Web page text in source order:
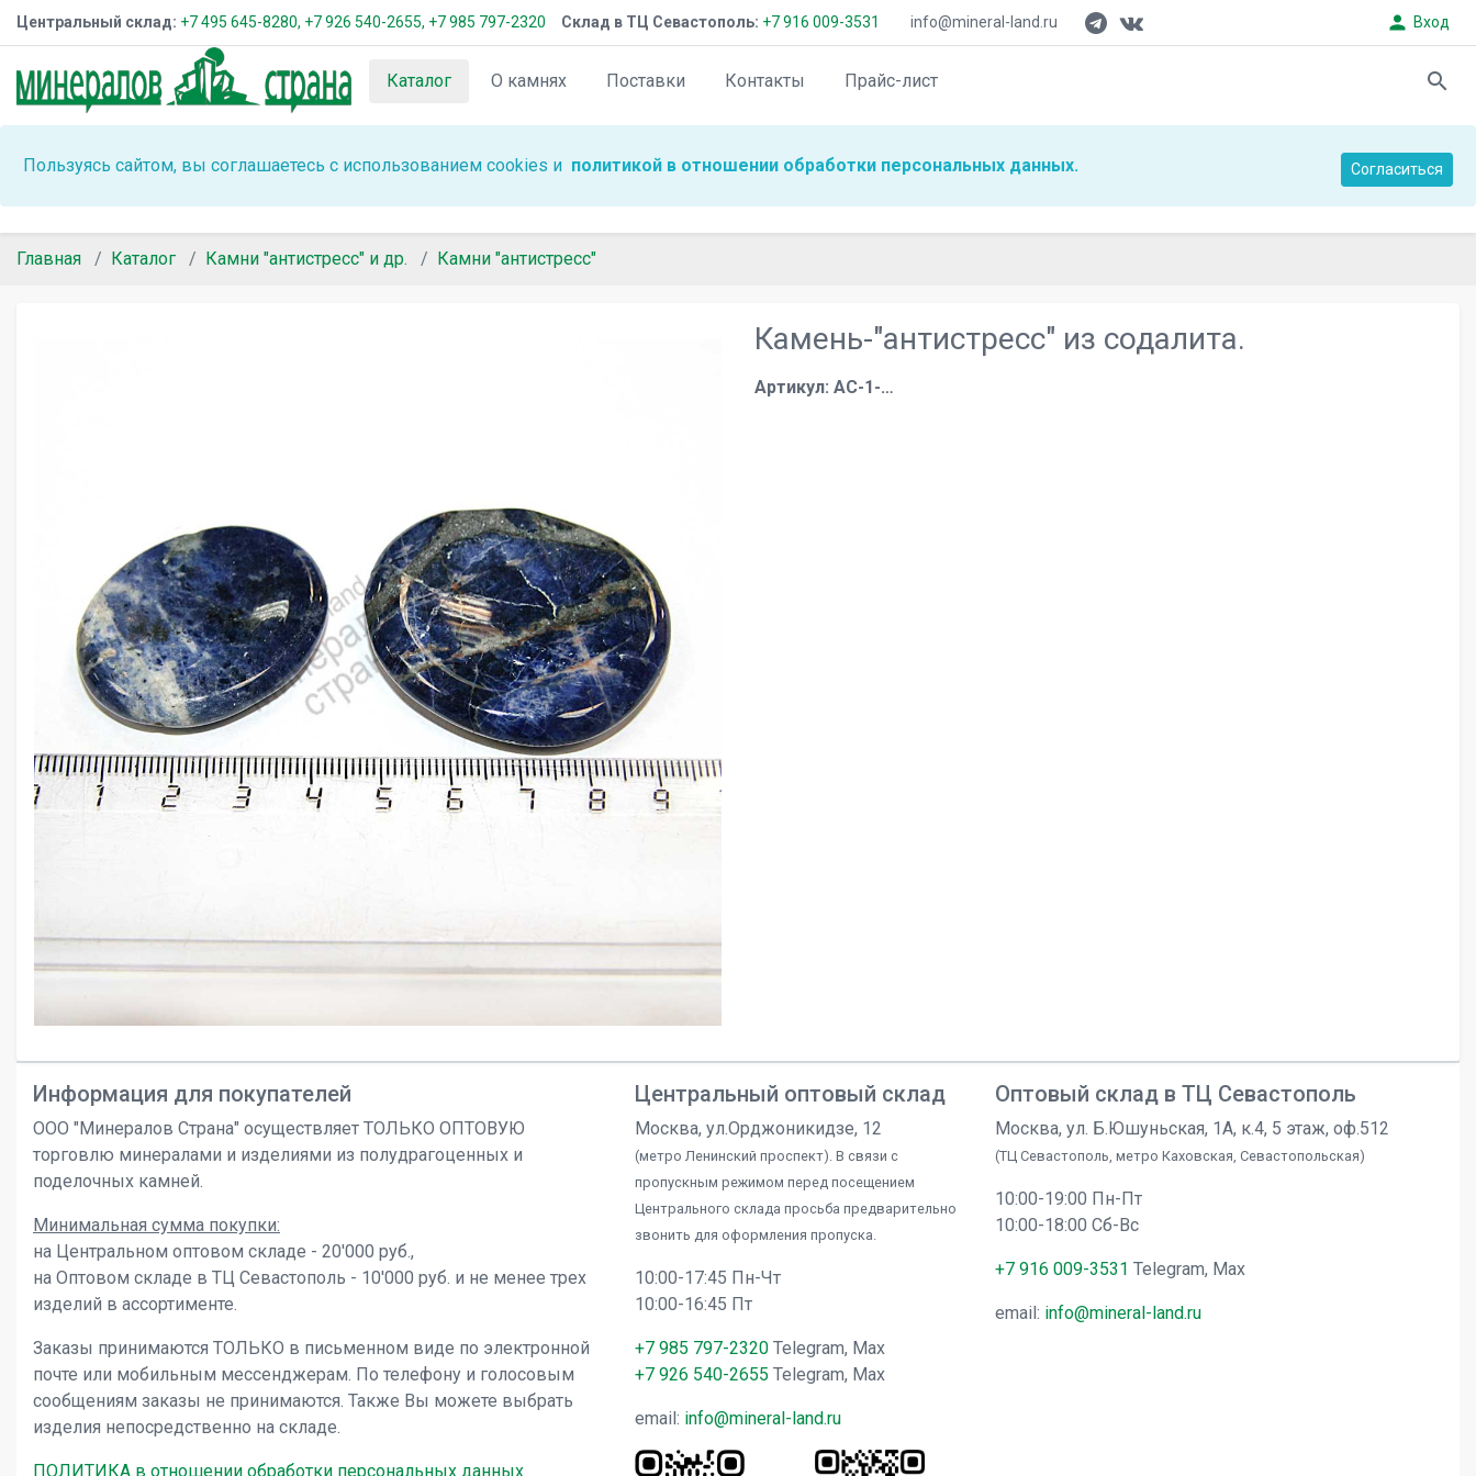
Центральный склад: +7 495 645-8280, +7 926 540-2655, +7 985 797-2320 Склад в ТЦ Севастополь: +7 916 009-3531 info@mineral-land.ru person Вход
Каталог О камнях Поставки Контакты Прайс-лист search
Пользуясь сайтом, вы соглашаетесь с использованием cookies и политикой в отношении обработки персональных данных. Согласиться
Главная Каталог Камни "антистресс" и др. Камни "антистресс"
Камень-"антистресс" из содалита.
Артикул: АС-1-…
Информация для покупателей
ООО "Минералов Страна" осуществляет ТОЛЬКО ОПТОВУЮ
торговлю минералами и изделиями из полудрагоценных и
поделочных камней.
Минимальная сумма покупки:
на Центральном оптовом складе - 20'000 руб.,
на Оптовом складе в ТЦ Севастополь - 10'000 руб. и не менее трех
изделий в ассортименте.
Заказы принимаются ТОЛЬКО в письменном виде по электронной
почте или мобильным мессенджерам. По телефону и голосовым
сообщениям заказы не принимаются. Также Вы можете выбрать
изделия непосредственно на складе.
ПОЛИТИКА в отношении обработки персональных данных
Центральный оптовый склад
Москва, ул.Орджоникидзе, 12
(метро Ленинский проспект). В связи с
пропускным режимом перед посещением
Центрального склада просьба предварительно
звонить для оформления пропуска.
10:00-17:45 Пн-Чт
10:00-16:45 Пт
+7 985 797-2320Telegram, Max
+7 926 540-2655 Telegram, Max
email: info@mineral-land.ru
Оптовый склад в ТЦ Севастополь
Москва, ул. Б.Юшуньская, 1А, к.4, 5 этаж, оф.512
(ТЦ Севастополь, метро Каховская, Севастопольская)
10:00-19:00 Пн-Пт
10:00-18:00 Сб-Вс
+7 916 009-3531 Telegram, Max
email: info@mineral-land.ru